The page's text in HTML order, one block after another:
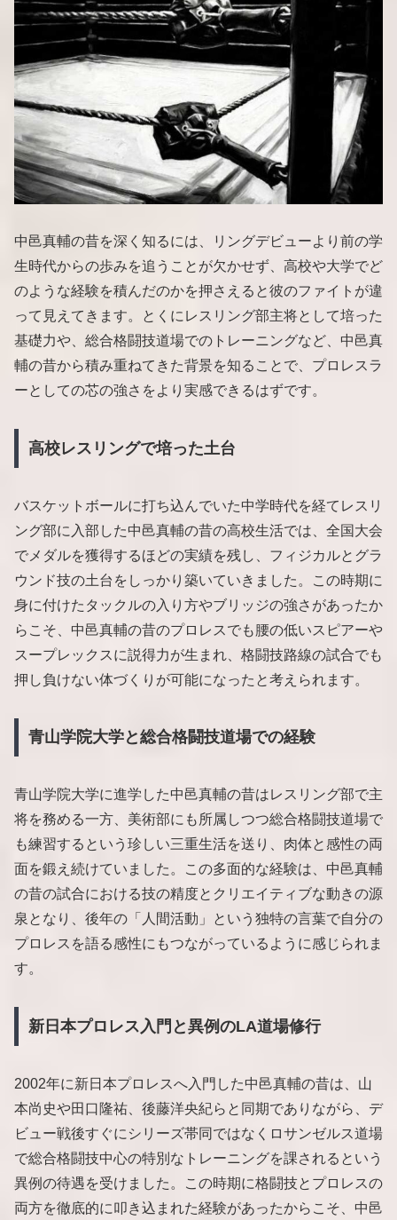
中邑真輔の昔を深く知るには、リングデビューより前の学
生時代からの歩みを追うことが欠かせず、高校や大学でど
のような経験を積んだのかを押さえると彼のファイトが違
って見えてきます。とくにレスリング部主将として培った
基礎力や、総合格闘技道場でのトレーニングなど、中邑真
輔の昔から積み重ねてきた背景を知ることで、プロレスラ
ーとしての芯の強さをより実感できるはずです。
高校レスリングで培った土台
バスケットボールに打ち込んでいた中学時代を経てレスリ
ング部に入部した中邑真輔の昔の高校生活では、全国大会
でメダルを獲得するほどの実績を残し、フィジカルとグラ
ウンド技の土台をしっかり築いていきました。この時期に
身に付けたタックルの入り方やブリッジの強さがあったか
らこそ、中邑真輔の昔のプロレスでも腰の低いスピアーや
スープレックスに説得力が生まれ、格闘技路線の試合でも
押し負けない体づくりが可能になったと考えられます。
青山学院大学と総合格闘技道場での経験
青山学院大学に進学した中邑真輔の昔はレスリング部で主
将を務める一方、美術部にも所属しつつ総合格闘技道場で
も練習するという珍しい三重生活を送り、肉体と感性の両
面を鍛え続けていました。この多面的な経験は、中邑真輔
の昔の試合における技の精度とクリエイティブな動きの源
泉となり、後年の「人間活動」という独特の言葉で自分の
プロレスを語る感性にもつながっているように感じられま
す。
新日本プロレス入門と異例のLA道場修行
2002年に新日本プロレスへ入門した中邑真輔の昔は、山
本尚史や田口隆祐、後藤洋央紀らと同期でありながら、デ
ビュー戦後すぐにシリーズ帯同ではなくロサンゼルス道場
で総合格闘技中心の特別なトレーニングを課されるという
異例の待遇を受けました。この時期に格闘技とプロレスの
両方を徹底的に叩き込まれた経験があったからこそ、中邑